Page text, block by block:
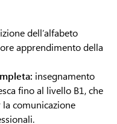
dell’alfabeto
apprendimento della
insegnamento
fino al livello B1, che
comunicazione